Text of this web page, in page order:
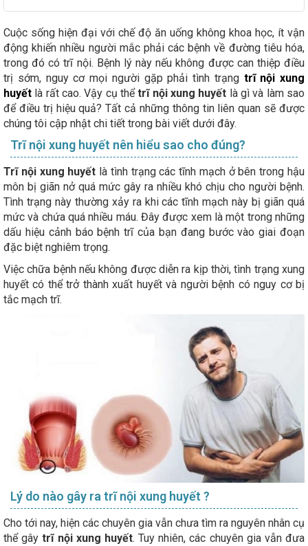
Cuộc sống hiện đại với chế độ ăn uống không khoa học, ít vận
động khiến nhiều người mắc phải các bệnh về đường tiêu hóa,
trong đó có trĩ nội. Bệnh lý này nếu không được can thiệp điều
trị sớm, nguy cơ mọi người gặp phải tình trạng trĩ nội xung
huyết là rất cao. Vậy cụ thểtrĩ nội xung huyết là gì và làm sao
để điều trị hiệu quả? Tất cả những thông tin liên quan sẽ được
chúng tôi cập nhật chi tiết trong bài viết dưới đây.
Trĩ nội xung huyết nên hiểu sao cho đúng?
Trĩ nội xung huyết là tình trạng các tĩnh mạch ở bên trong hậu
môn bị giãn nở quá mức gây ra nhiều khó chịu cho người bệnh.
Tình trạng này thường xảy ra khi các tĩnh mạch này bị giãn quá
mức và chứa quá nhiều máu. Đây được xem là một trong những
dấu hiệu cảnh báo bệnh trĩ của bạn đang bước vào giai đoạn
đặc biệt nghiêm trọng.
Việc chữa bệnh nếu không được diễn ra kịp thời, tình trạng xung
huyết có thể trở thành xuất huyết và người bệnh có nguy cơ bị
tắc mạch trĩ.
Lý do nào gây ra trĩ nội xung huyết ?
Cho tới nay, hiện các chuyên gia vẫn chưa tìm ra nguyên nhân cụ
thể gây trĩ nội xung huyết. Tuy nhiên, các chuyên gia vẫn đưa